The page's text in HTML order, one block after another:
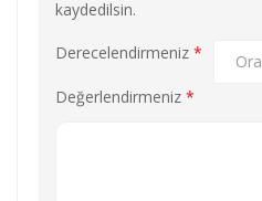
kaydedilsin.
Derecelendirmeniz *
Değerlendirmeniz *